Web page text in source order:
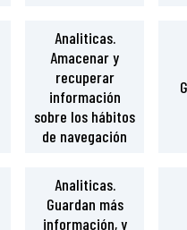
Analiticas.
Amacenar y
recuperar
información
sobre los hábitos
de navegación
Analiticas.
Guardan más
información, y